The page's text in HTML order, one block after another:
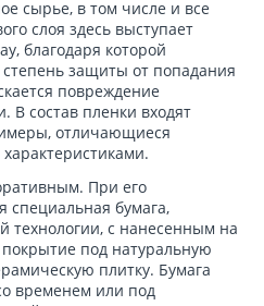
сырье, в том числе и все
слоя здесь выступает
благодаря которой
защиты от попадания
повреждение
В состав пленки входят
отличающиеся
При его
специальная бумага,
технологии, с нанесенным на
под натуральную
плитку. Бумага
временем или под